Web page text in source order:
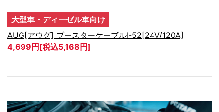
大型車・ディーゼル車向け
AUG[アウグ] ブースターケーブルI-52[24V/120A]
4,699円[税込5,168円]